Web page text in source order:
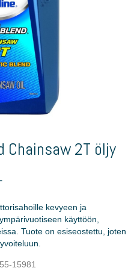
Chainsaw 2T öljy
kevyeen ja
käyttöön,
Tuote on esiseostettu, joten
55-15981